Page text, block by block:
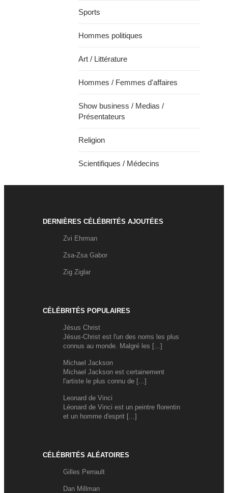
Sports
Hommes politiques
Art / Littérature
Hommes / Femmes d'affaires
Show business / Medias /
Présentateurs
Religion
Scientifiques / Médecins
DERNIÈRES CÉLÉBRITÉS AJOUTÉES
Zvi Ehrman
Zsa-Zsa Gabor
Zig Ziglar
CÉLÉBRITÉS POPULAIRES
Jésus Christ
Jésus-Christ est l'un des noms les plus
connus au monde. Malgré les [...]
Michael Jackson
Michael Jackson est certainement
l'artiste le plus connu de [...]
Leonard de Vinci
Léonard de Vinci est un peintre florentin
et un homme d'esprit [...]
CÉLÉBRITÉS ALÉATOIRES
Gilles Perrault
Dan Millman